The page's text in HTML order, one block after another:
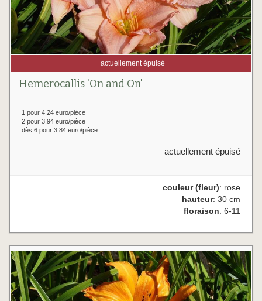
actuellement épuisé
Hemerocallis 'On and On'
1 pour 4.24 euro/pièce
2 pour 3.94 euro/pièce
dès 6 pour 3.84 euro/pièce
actuellement épuisé
couleur (fleur): rose
hauteur: 30 cm
floraison: 6-11